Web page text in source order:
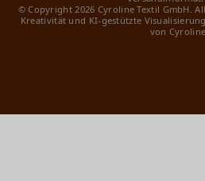
© Copyright 2026 Cyroline Textil GmbH.
Kreativität und KI-gestützte
von Cyroline